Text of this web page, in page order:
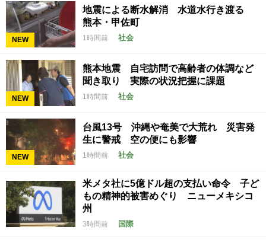
NEW
地震による断水解消 水道水行き渡る
熊本・甲佐町
1時間前 社会
NEW
熊本地震 自宅訪問で高齢者の体調など
聞き取り 実際の状況把握に課題
1時間前 社会
NEW
台風13号 沖縄や奄美で大荒れ 災害発
生に警戒 空の便にも影響
1時間前 社会
米メタ社に5億ドル超の支払い命令 子ど
もの精神的被害めぐり ニューメキシコ
州
3時間前 国際